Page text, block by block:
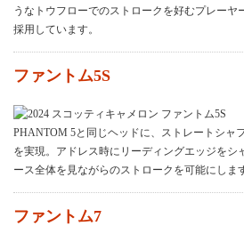
うなトウフローでのストロークを好むプレーヤ
採用しています。
ファントム5S
PHANTOM 5と同じヘッドに、ストレートシャ
を実現。アドレス時にリーディングエッジをシ
ース全体を見ながらのストロークを可能にしま
ファントム7